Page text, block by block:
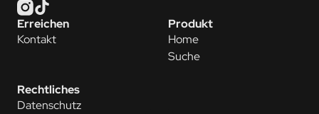
Erreichen
Kontakt
Produkt
Home
Suche
Rechtliches
Datenschutz